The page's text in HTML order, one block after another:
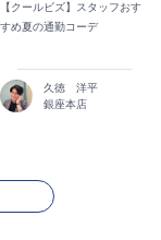
【クールビズ】スタッフおす
すめ夏の通勤コーデ
久徳 洋平
銀座本店